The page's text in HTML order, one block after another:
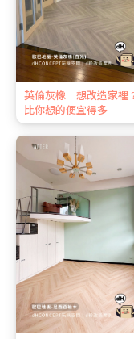
英倫灰橡｜想改造家裡
比你想的便宜得多